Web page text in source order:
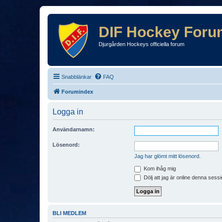
DIF Hockey
Djurgården Hockeys officiella forum
Snabblänkar FAQ
Forumindex
Logga in
Användarnamn:
Lösenord:
Jag har glömt mitt lösenord.
Kom ihåg mig
Dölj att jag är online denna
BLI MEDLEM